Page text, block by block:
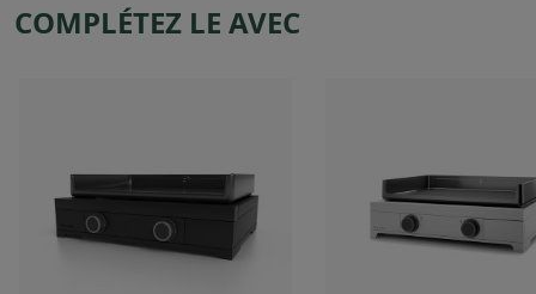
COMPLÉTEZ LE AVEC